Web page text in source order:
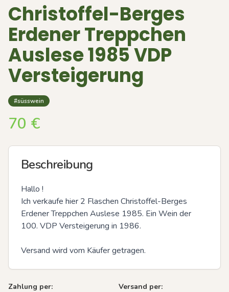
Christoffel-Berges
Erdener Treppchen
Auslese 1985 VDP
Versteigerung
#süsswein
70 €
Beschreibung
Hallo !
Ich verkaufe hier 2 Flaschen Christoffel-Berges
Erdener Treppchen Auslese 1985. Ein Wein der
100. VDP Versteigerung in 1986.
Versand wird vom Käufer getragen.
Zahlung per:
Versand per: